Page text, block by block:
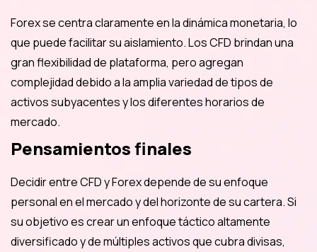
Forex se centra claramente en la dinámica monetaria, lo
que puede facilitar su aislamiento. Los CFD brindan una
gran flexibilidad de plataforma, pero agregan
complejidad debido a la amplia variedad de tipos de
activos subyacentes y los diferentes horarios de
mercado.
Pensamientos finales
Decidir entre CFD y Forex depende de su enfoque
personal en el mercado y del horizonte de su cartera. Si
su objetivo es crear un enfoque táctico altamente
diversificado y de múltiples activos que cubra divisas,